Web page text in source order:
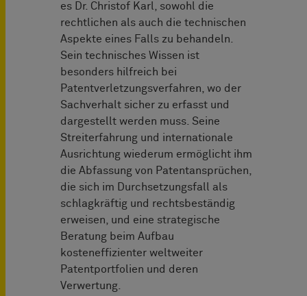
es Dr. Christof Karl, sowohl die
rechtlichen als auch die technischen
Aspekte eines Falls zu behandeln.
Sein technisches Wissen ist
besonders hilfreich bei
Patentverletzungsverfahren, wo der
Sachverhalt sicher zu erfasst und
dargestellt werden muss. Seine
Streiterfahrung und internationale
Ausrichtung wiederum ermöglicht ihm
die Abfassung von Patentansprüchen,
die sich im Durchsetzungsfall als
schlagkräftig und rechtsbeständig
erweisen, und eine strategische
Beratung beim Aufbau
kosteneffizienter weltweiter
Patentportfolien und deren
Verwertung.